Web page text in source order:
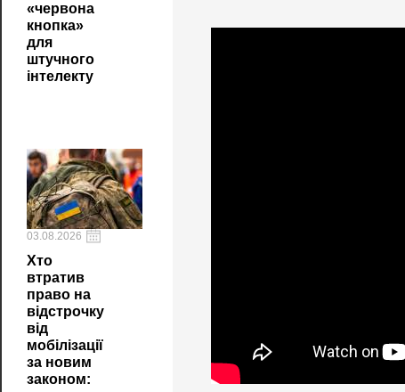
«червона
кнопка»
для
штучного
інтелекту
03.08.2026
Хто
втратив
право на
відстрочку
від
мобілізації
за новим
законом: